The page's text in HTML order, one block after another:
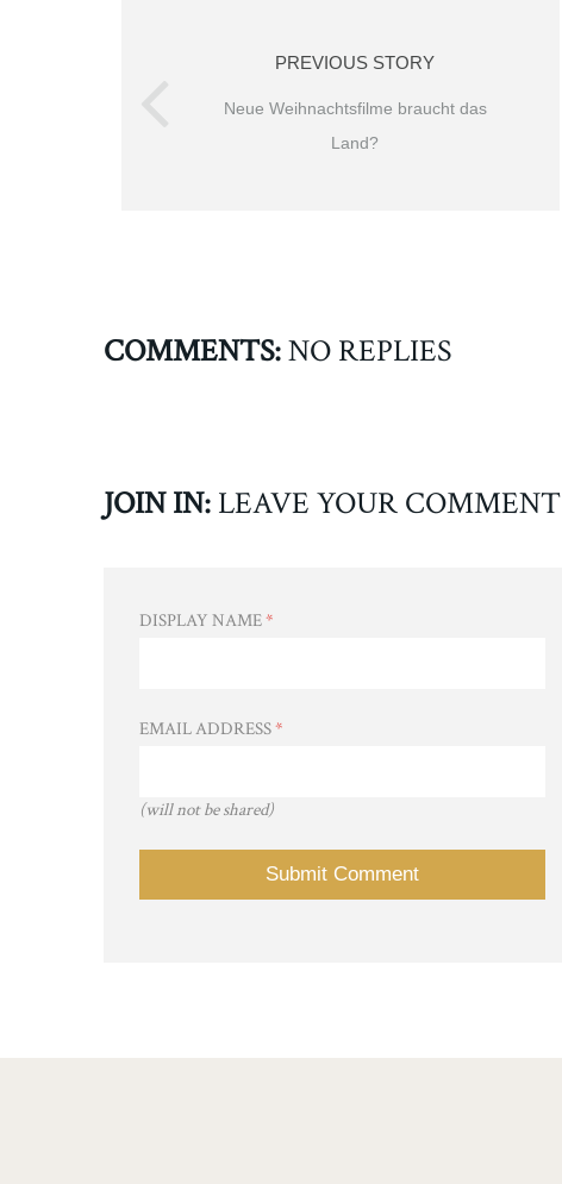
PREVIOUS STORY
Neue Weihnachtsfilme braucht das
Land?
COMMENTS:NO REPLIES
JOIN IN: LEAVE YOUR COMMENT
DISPLAY NAME*
EMAIL ADDRESS*
(will not be shared)